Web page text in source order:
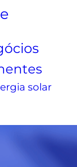
solar